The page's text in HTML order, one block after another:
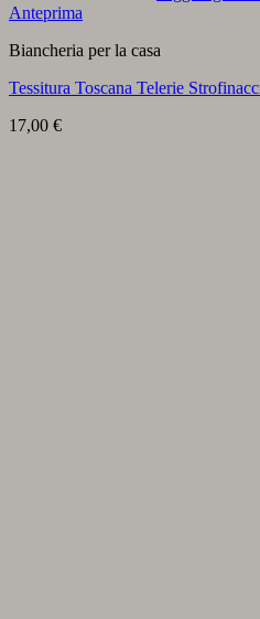
Anteprima
Biancheria per la casa
Tessitura Toscana Telerie
17,00 €